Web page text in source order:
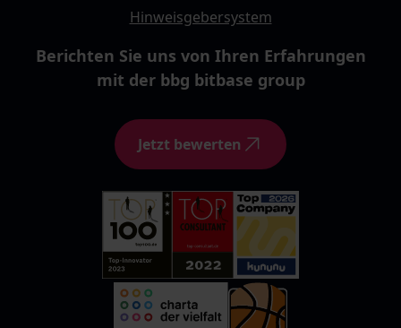
Hinweisgebersystem
Berichten Sie uns von Ihren Erfahrungen
mit der bbg bitbase group
Jetzt bewerten